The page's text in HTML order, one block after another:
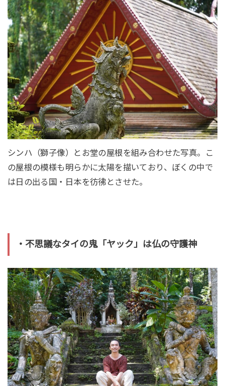
シンハ（獅子像）とお堂の屋根を組み合わせた写真。こ
の屋根の模様も明らかに太陽を描いており、ぼくの中で
は日の出る国・日本を彷彿とさせた。
・不思議なタイの鬼「ヤック」は仏の守護神